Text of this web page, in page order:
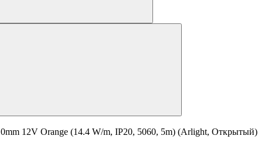
12V Orange (14.4 W/m, IP20, 5060, 5m) (Arlight, Открытый)